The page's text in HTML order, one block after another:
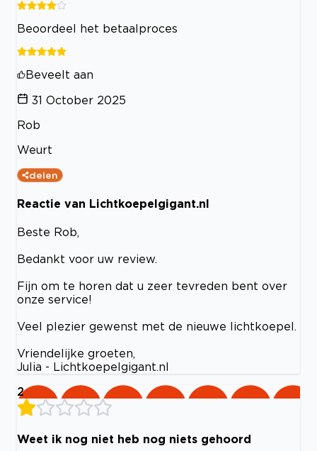
Beoordeel het betaalproces
Beveelt aan
31 October 2025
Rob
Weurt
delen
Reactie van Lichtkoepelgigant.nl
Beste Rob,
Bedankt voor uw review.
Fijn om te horen dat u zeer tevreden bent over
onze service!
Veel plezier gewenst met de nieuwe lichtkoepel.
Vriendelijke groeten,
Julia - Lichtkoepelgigant.nl
2
Weet ik nog niet heb nog niets gehoord